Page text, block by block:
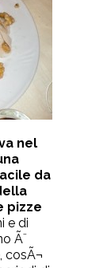
nel
da
pizze
e di
Ã¨
cosÃ¬